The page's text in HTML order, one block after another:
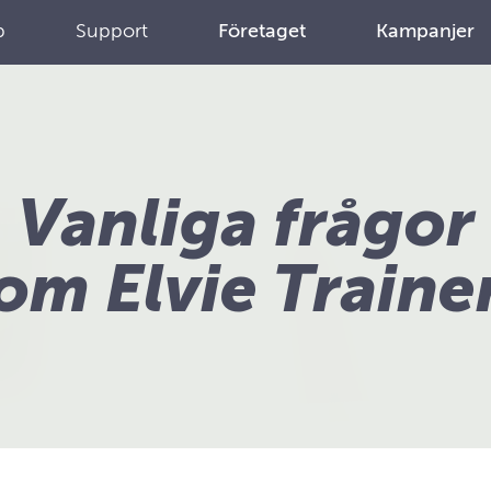
Support Företaget Kampanjer
Vanliga frågor
Elvie